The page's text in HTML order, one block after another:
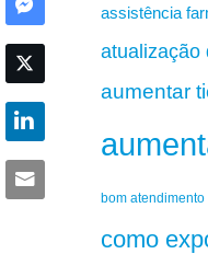
assistência
atualização
aumentar
bom atendimento
como